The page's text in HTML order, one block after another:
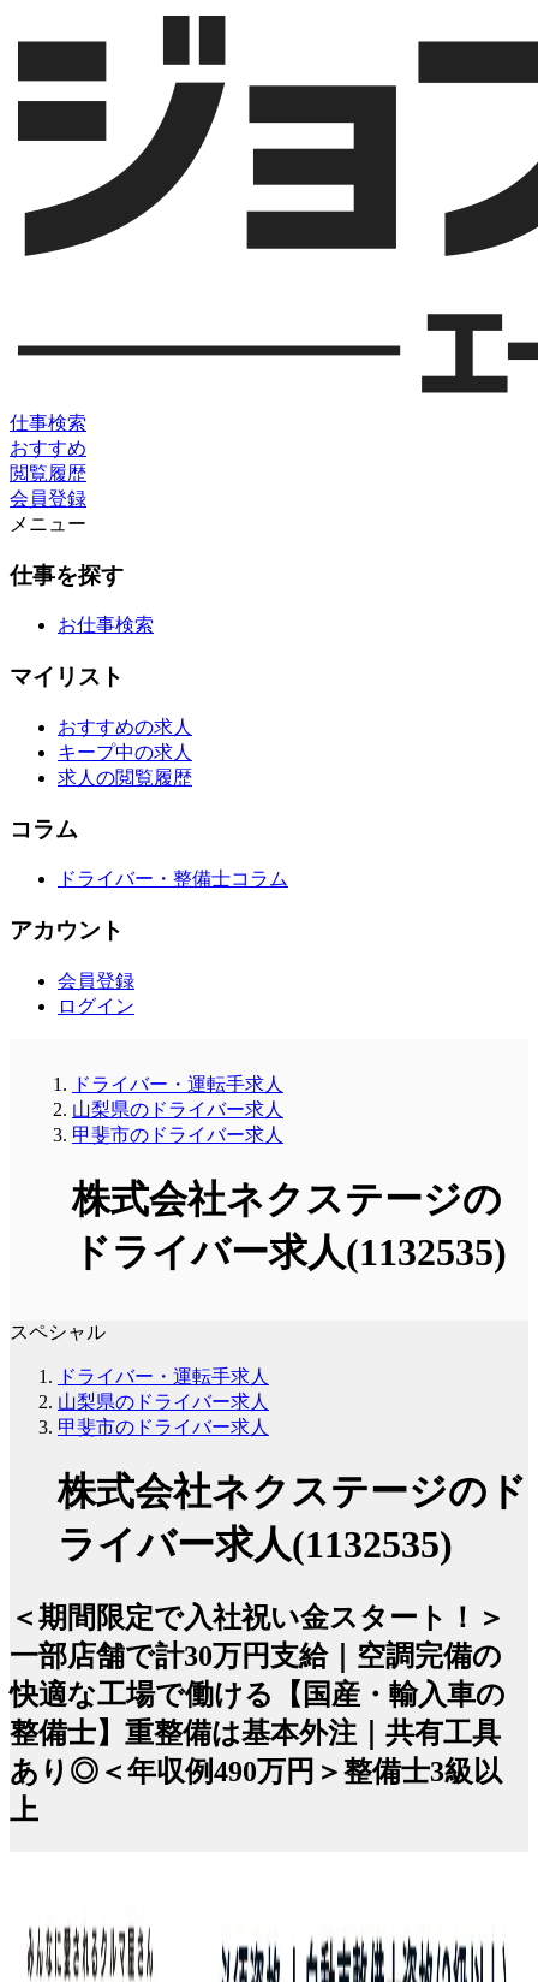
仕事検索
おすすめ
閲覧履歴
会員登録
メニュー
仕事を探す
お仕事検索
マイリスト
おすすめの求人
キープ中の求人
求人の閲覧履歴
コラム
ドライバー・整備士コラム
アカウント
会員登録
ログイン
ドライバー・運転手求人
山梨県のドライバー求人
甲斐市のドライバー求人
株式会社ネクステージの
ドライバー求人(1132535)
スペシャル
ドライバー・運転手求人
山梨県のドライバー求人
甲斐市のドライバー求人
株式会社ネクステージのド
ライバー求人(1132535)
＜期間限定で入社祝い金スタート！＞
一部店舗で計30万円支給｜空調完備の
快適な工場で働ける【国産・輸入車の
整備士】重整備は基本外注｜共有工具
あり◎＜年収例490万円＞整備士3級以
上